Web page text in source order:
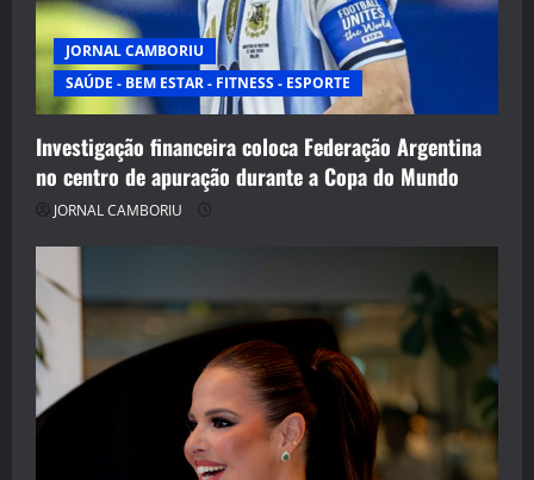
JORNAL CAMBORIU
SAÚDE - BEM ESTAR - FITNESS - ESPORTE
Investigação financeira coloca Federação Argentina
no centro de apuração durante a Copa do Mundo
JORNAL CAMBORIU